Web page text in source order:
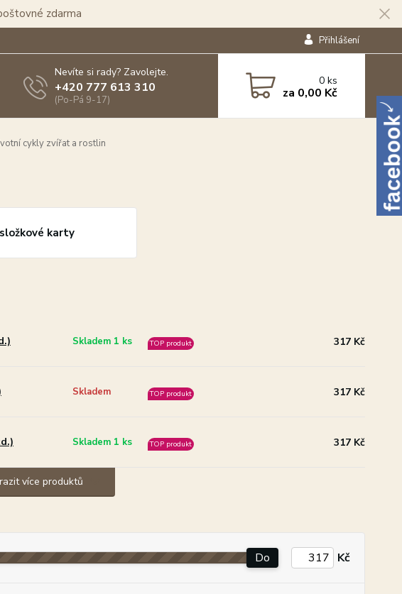
zdarma
Přihlášení
Nevíte si rady? Zavolejte.
+420 777 613 310
(Po-Pá 9-17)
0ks
za 0,00 Kč
cykly zvířat a rostlin
karty
Skladem 1 ks TOP produkt 317 Kč
Skladem TOP produkt 317 Kč
Skladem 1 ks TOP produkt 317 Kč
více produktů
Do Kč